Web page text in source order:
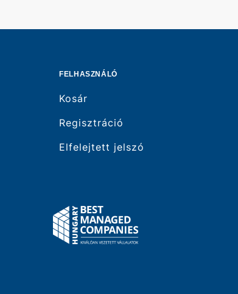
FELHASZNÁLÓ
Kosár
Regisztráció
Elfelejtett jelszó